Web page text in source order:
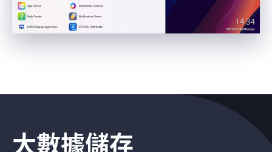
大數據儲存
資安 效能